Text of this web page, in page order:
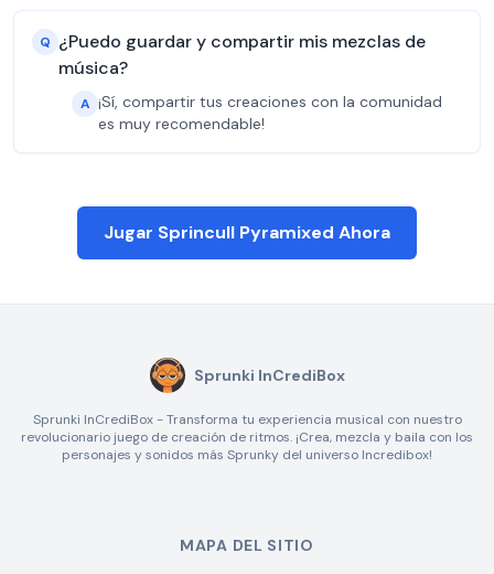
Q ¿Puedo guardar y compartir mis mezclas de
música?
A ¡Sí, compartir tus creaciones con la comunidad
es muy recomendable!
Jugar Sprincull Pyramixed Ahora
Sprunki InCrediBox
Sprunki InCrediBox - Transforma tu experiencia musical con nuestro
revolucionario juego de creación de ritmos. ¡Crea, mezcla y baila con los
personajes y sonidos más Sprunky del universo Incredibox!
MAPA DEL SITIO